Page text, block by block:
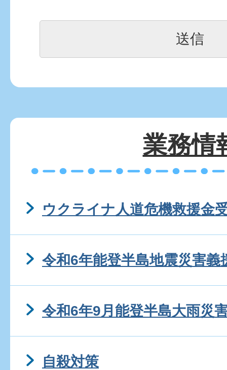
業務情
ウクライナ人道危機救援金
令和6年能登半島地震災害義
令和6年9月能登半島大雨災
自殺対策